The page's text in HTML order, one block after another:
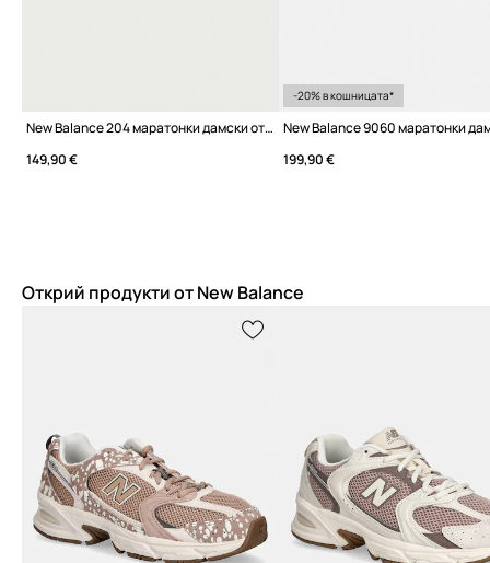
New Balance 204 маратонки дамски от велур
149,90 €
-20% в кошницата*
New Balance 9060 маратонки
199,90 €
Открий продукти от New Balance